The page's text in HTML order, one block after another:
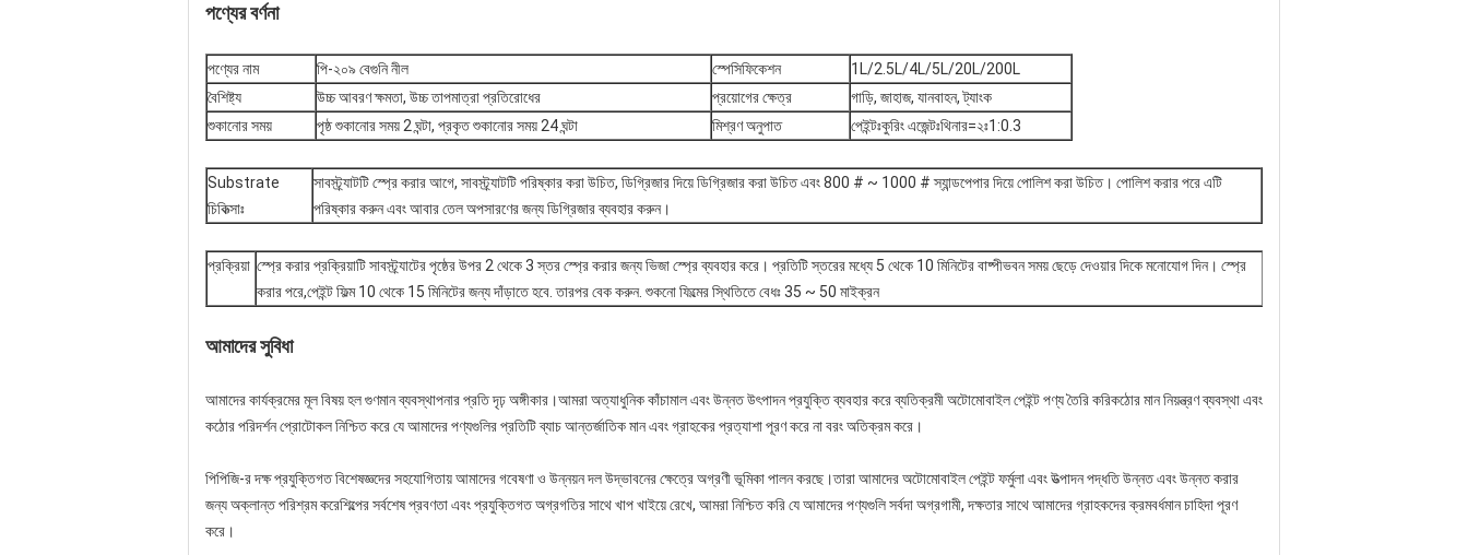
পণ্যের বর্ণনা
পণ্যের নাম পি-২০৯ বেগুনি নীল স্পেসিফিকেশন
1L/2.5L/4L/5L/20L/200L
বৈশিষ্ট্য
উচ্চ আবরণ ক্ষমতা, উচ্চ তাপমাত্রা প্রতিরোধের প্রয়োগের ক্ষেত্র
গাড়ি, জাহাজ, যানবাহন, ট্যাংক
শুকানোর সময়
পৃষ্ঠ শুকানোর সময় 2 ঘন্টা, প্রকৃত শুকানোর সময় 24 ঘন্টা মিশ্রণ অনুপাত পেইন্টঃকুরিং এজেন্টঃথিনার=২ঃ1:0.3
Substrate
চিকিত্সাঃ
সাবস্ট্র্যাটটি স্প্রে করার আগে, সাবস্ট্র্যাটটি পরিষ্কার করা উচিত, ডিগ্রিজার দিয়ে ডিগ্রিজার করা উচিত এবং 800 # ~ 1000 # স্যান্ডপেপার দিয়ে পোলিশ করা উচিত। পোলিশ করার পরে এটি
পরিষ্কার করুন এবং আবার তেল অপসারণের জন্য ডিগ্রিজার ব্যবহার করুন।
প্রক্রিয়া স্প্রে করার প্রক্রিয়াটি সাবস্ট্র্যাটের পৃষ্ঠের উপর 2 থেকে 3 স্তর স্প্রে করার জন্য ভিজা স্প্রে ব্যবহার করে। প্রতিটি স্তরের মধ্যে 5 থেকে 10 মিনিটের বাষ্পীভবন সময় ছেড়ে দেওয়ার দিকে মনোযোগ দিন। স্প্রে
করার পরে,পেইন্ট ফিল্ম 10 থেকে 15 মিনিটের জন্য দাঁড়াতে হবে. তারপর বেক করুন. শুকনো ফিল্মের স্থিতিতে বেধঃ 35 ~ 50 মাইক্রন
আমাদের সুবিধা
আমাদের কার্যক্রমের মূল বিষয় হল গুণমান ব্যবস্থাপনার প্রতি দৃঢ় অঙ্গীকার।আমরা অত্যাধুনিক কাঁচামাল এবং উন্নত উৎপাদন প্রযুক্তি ব্যবহার করে ব্যতিক্রমী অটোমোবাইল পেইন্ট পণ্য তৈরি করিকঠোর মান নিয়ন্ত্রণ ব্যবস্থা এবং
কঠোর পরিদর্শন প্রোটোকল নিশ্চিত করে যে আমাদের পণ্যগুলির প্রতিটি ব্যাচ আন্তর্জাতিক মান এবং গ্রাহকের প্রত্যাশা পূরণ করে না বরং অতিক্রম করে।
পিপিজি-র দক্ষ প্রযুক্তিগত বিশেষজ্ঞদের সহযোগিতায় আমাদের গবেষণা ও উন্নয়ন দল উদ্ভাবনের ক্ষেত্রে অগ্রণী ভূমিকা পালন করছে।তারা আমাদের অটোমোবাইল পেইন্ট ফর্মুলা এবং উত্পাদন পদ্ধতি উন্নত এবং উন্নত করার
জন্য অক্লান্ত পরিশ্রম করেশিল্পের সর্বশেষ প্রবণতা এবং প্রযুক্তিগত অগ্রগতির সাথে খাপ খাইয়ে রেখে, আমরা নিশ্চিত করি যে আমাদের পণ্যগুলি সর্বদা অগ্রগামী, দক্ষতার সাথে আমাদের গ্রাহকদের ক্রমবর্ধমান চাহিদা পূরণ
করে।